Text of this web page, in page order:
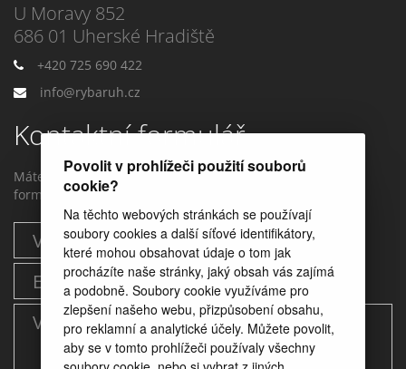
Povolit v prohlížeči použití souborů
cookie?
Na těchto webových stránkách se používají
soubory cookies a další síťové identifikátory,
které mohou obsahovat údaje o tom jak
procházíte naše stránky, jaký obsah vás zajímá
a podobně. Soubory cookie využíváme pro
zlepšení našeho webu, přizpůsobení obsahu,
pro reklamní a analytické účely. Můžete povolit,
aby se v tomto prohlížeči používaly všechny
U Moravy 852
686 01 Uherské Hradiště
+420 725 690 422
info@rybaruh.cz
Kontaktní formulář
Máte dotaz? Můžete nám napstat prostřednictvím tohoto
formuláře.